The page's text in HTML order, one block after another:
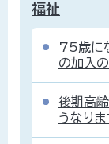
福祉
75歳に
の加入
後期高
うなりま